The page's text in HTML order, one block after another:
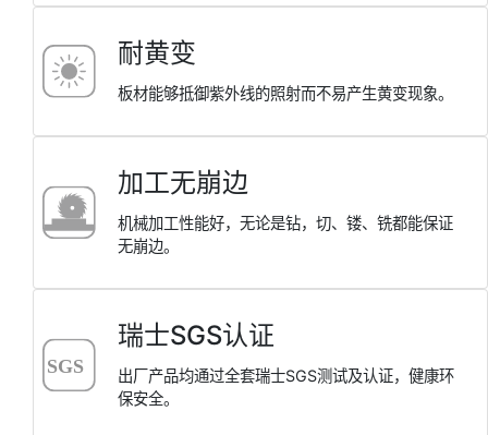
耐⻩变
板材能够抵御紫外线的照射⽽不易产⽣⻩变现象。
加⼯⽆崩边
机械加⼯性能好，⽆论是钻，切、镂、铣都能保证
⽆崩边。
瑞⼠SGS认证
出⼚产品均通过全套瑞⼠SGS测试及认证，健康环
保安全。